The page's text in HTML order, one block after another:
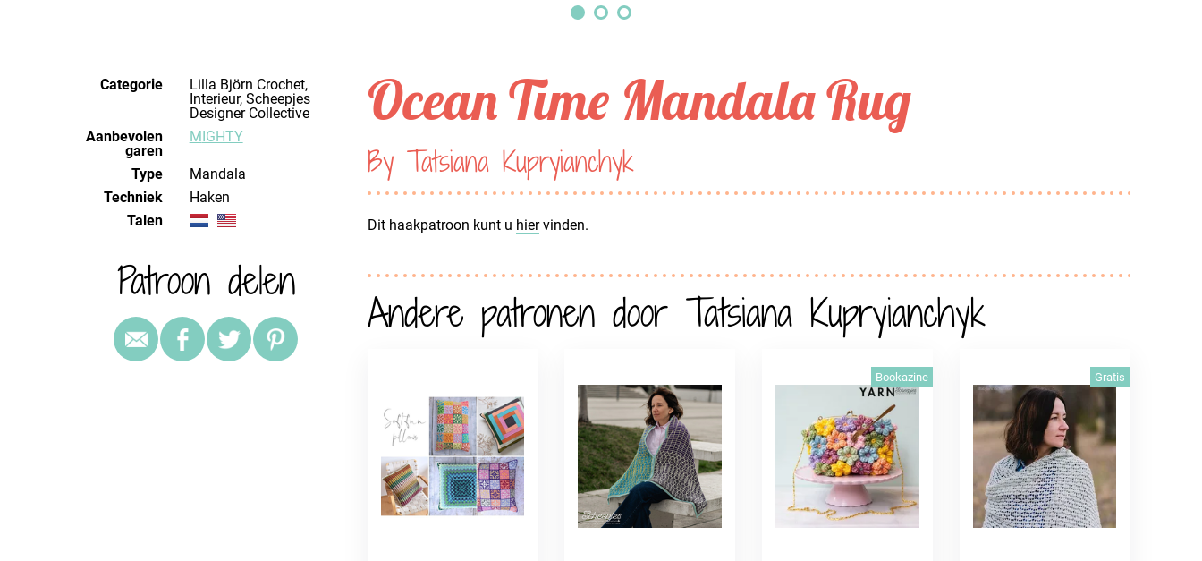
Categorie
Lilla Björn Crochet,
Interieur, Scheepjes
Designer Collective
Aanbevolen
garen
MIGHTY
Type
Mandala
Techniek
haken
Talen
Patroon delen
Ocean Time Mandala Rug
By Tatsiana Kupryianchyk
Dit haakpatroon kunt u hiervinden.
Andere patronen door Tatsiana Kupryianchyk
Bookazine Gratis